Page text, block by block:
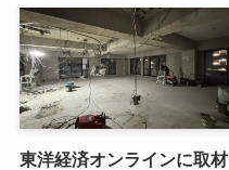
東洋経済オンラインに取材